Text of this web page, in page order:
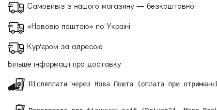
Самовивіз з нашого магазину — безкоштовно.
«Нововю поштою» по Україні
Кур'єром за адресою
Більше інформації про доставку
Післяплати через Нова Пошта (оплата при